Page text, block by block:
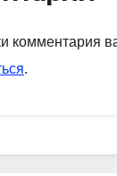
a
m
kl
a
комментария
.